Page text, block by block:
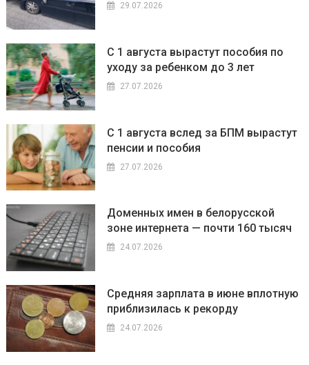
29.07.2026
С 1 августа вырастут пособия по
уходу за ребенком до 3 лет
27.07.2026
С 1 августа вслед за БПМ вырастут
пенсии и пособия
27.07.2026
Доменных имен в белорусской
зоне интернета — почти 160 тысяч
24.07.2026
Средняя зарплата в июне вплотную
приблизилась к рекорду
24.07.2026